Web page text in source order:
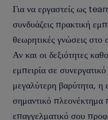
Παρακίνηση και
είναι επίσης
πνεύμα, αναγνωρίζεις
την εξέλιξη κάθε
ανοιχτή επικοινωνία
ένα θετικό κλίμα
απόδοση και συνοχή
συναντήσεις ή
παρουσία κρίνεται
κομβικό σημείο στην
επιτρέπει να αναπτύξεις τις
δεξιότητες που χρειάζονται
ομάδας στη διαχείριση
οργανωσιακό επίπεδο.
Για να εργαστείς ως
συνδυάζεις πρακτική
θεωρητικές γνώσεις στο
Αν και οι δεξιότητες
εμπειρία σε
μεγαλύτερη βαρύτητα, η
σημαντικό πλεονέκτημα
επαγγελματικό σου